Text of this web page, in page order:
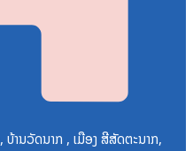
ານວັດນາກ , ເມືອງ ສີສັດຕະນາກ,